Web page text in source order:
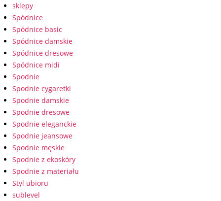
sklepy
Spódnice
Spódnice basic
Spódnice damskie
Spódnice dresowe
Spódnice midi
Spodnie
Spodnie cygaretki
Spodnie damskie
Spodnie dresowe
Spodnie eleganckie
Spodnie jeansowe
Spodnie męskie
Spodnie z ekoskóry
Spodnie z materiału
Styl ubioru
sublevel